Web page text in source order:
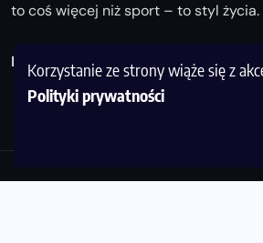
Korzystanie ze strony wiąże się z
Polityki prywatności
to coś więcej niż sport – to styl życia.
Biegaj z nami i odkrywaj swoją